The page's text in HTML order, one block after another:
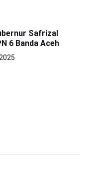
Safrizal
6 Banda Aceh